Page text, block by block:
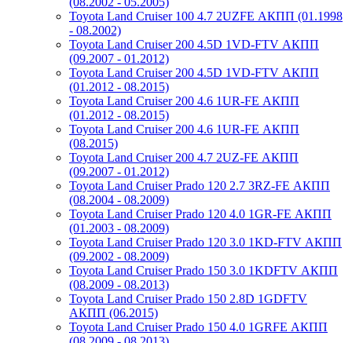
Toyota Land Cruiser 100 4.7 2UZFE АКПП (01.1998
- 08.2002)
Toyota Land Cruiser 200 4.5D 1VD-FTV АКПП
(09.2007 - 01.2012)
Toyota Land Cruiser 200 4.5D 1VD-FTV АКПП
(01.2012 - 08.2015)
Toyota Land Cruiser 200 4.6 1UR-FE АКПП
(01.2012 - 08.2015)
Toyota Land Cruiser 200 4.6 1UR-FE АКПП
(08.2015)
Toyota Land Cruiser 200 4.7 2UZ-FE АКПП
(09.2007 - 01.2012)
Toyota Land Cruiser Prado 120 2.7 3RZ-FE АКПП
(08.2004 - 08.2009)
Toyota Land Cruiser Prado 120 4.0 1GR-FE АКПП
(01.2003 - 08.2009)
Toyota Land Cruiser Prado 120 3.0 1KD-FTV АКПП
(09.2002 - 08.2009)
Toyota Land Cruiser Prado 150 3.0 1KDFTV АКПП
(08.2009 - 08.2013)
Toyota Land Cruiser Prado 150 2.8D 1GDFTV
АКПП (06.2015)
Toyota Land Cruiser Prado 150 4.0 1GRFE АКПП